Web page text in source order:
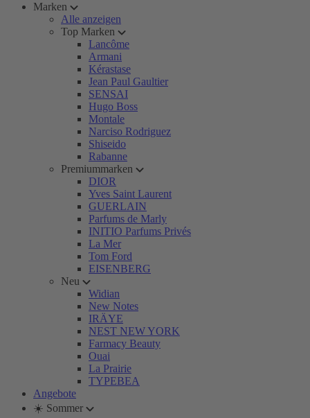
Marken
Alle anzeigen
Top Marken
Lancôme
Armani
Kérastase
Jean Paul Gaultier
SENSAI
Hugo Boss
Montale
Narciso Rodriguez
Shiseido
Rabanne
Premiummarken
DIOR
Yves Saint Laurent
GUERLAIN
Parfums de Marly
INITIO Parfums Privés
La Mer
Tom Ford
EISENBERG
Neu
Widian
New Notes
IRÄYE
NEST NEW YORK
Farmacy Beauty
Ouai
La Prairie
TYPEBEA
Angebote
☀️ Sommer